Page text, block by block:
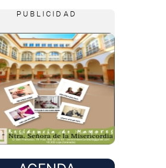
PUBLICIDAD